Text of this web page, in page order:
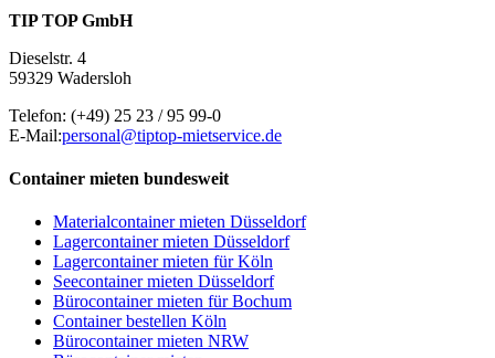
TIP TOP GmbH
Dieselstr. 4
59329 Wadersloh
Telefon: (+49) 25 23 / 95 99-0
E-Mail:personal@tiptop-mietservice.de
Container mieten bundesweit
Materialcontainer mieten Düsseldorf
Lagercontainer mieten Düsseldorf
Lagercontainer mieten für Köln
Seecontainer mieten Düsseldorf
Bürocontainer mieten für Bochum
Container bestellen Köln
Bürocontainer mieten NRW